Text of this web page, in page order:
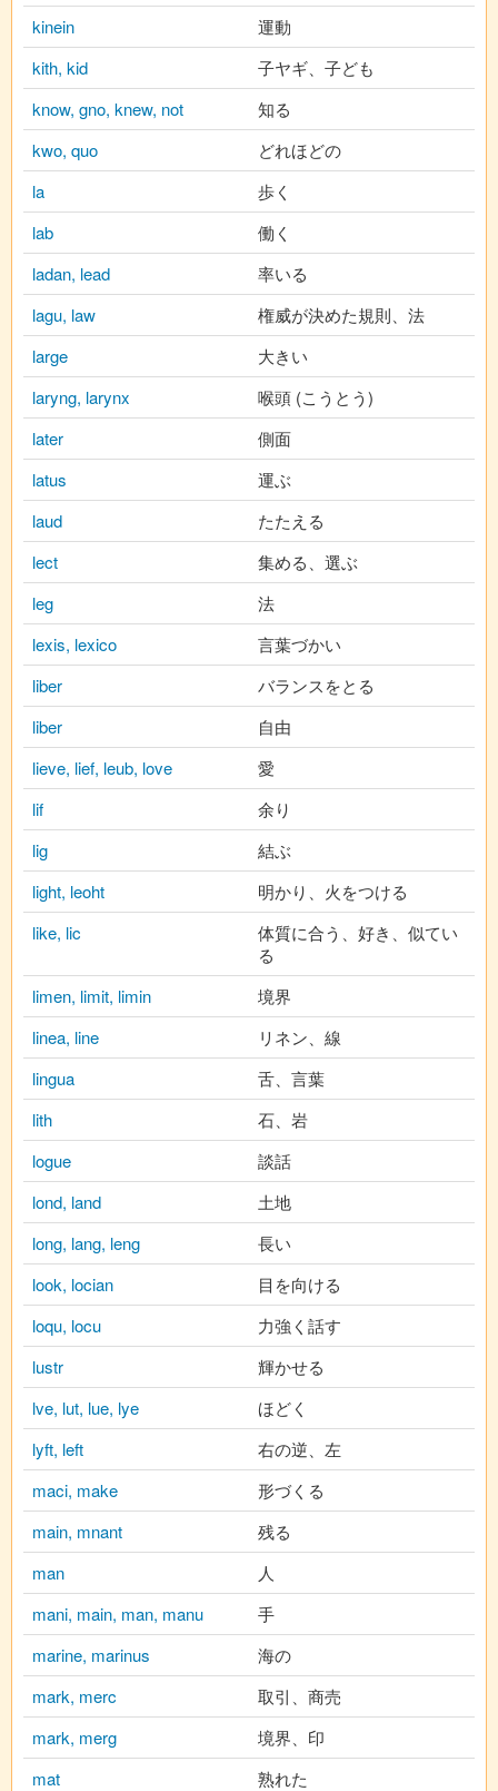
kinein
運動
kith, kid
子ヤギ、子ども
know, gno, knew, not
知る
kwo, quo
どれほどの
la
歩く
lab
働く
ladan, lead
率いる
lagu, law
権威が決めた規則、法
large
大きい
laryng, larynx
喉頭 (こうとう)
later
側面
latus
運ぶ
laud
たたえる
lect
集める、選ぶ
leg
法
lexis, lexico
言葉づかい
liber
バランスをとる
liber
自由
lieve, lief, leub, love
愛
lif
余り
lig
結ぶ
light, leoht
明かり、火をつける
like, lic
体質に合う、好き、似てい
る
limen, limit, limin
境界
linea, line
リネン、線
lingua
舌、言葉
lith
石、岩
logue
談話
lond, land
土地
long, lang, leng
長い
look, locian
目を向ける
loqu, locu
力強く話す
lustr
輝かせる
lve, lut, lue, lye
ほどく
lyft, left
右の逆、左
maci, make
形づくる
main, mnant
残る
man
人
mani, main, man, manu
手
marine, marinus
海の
mark, merc
取引、商売
mark, merg
境界、印
mat
熟れた